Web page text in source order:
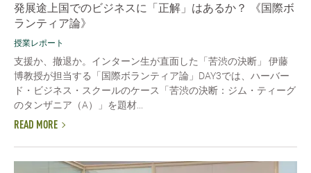
発展途上国でのビジネスに「正解」はあるか？ 《国際ボ
ランティア論》
授業レポート
支援か、撤退か。インターン生が直面した「苦渋の決断」 伊藤
博教授が担当する「国際ボランティア論」DAY3では、ハーバー
ド・ビジネス・スクールのケース「苦渋の決断：ジム・ティーグ
のタンザニア（A）」を題材...
READ MORE